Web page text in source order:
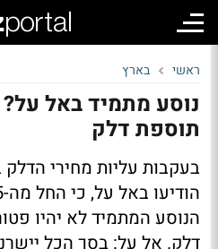
ראשי בארץ
נוסע מתמיד באל
תוספת דלק
בעקבות עליות מחירי
הנוסע המתמיד לא יהיו
דלק. אל על: בסך הכל